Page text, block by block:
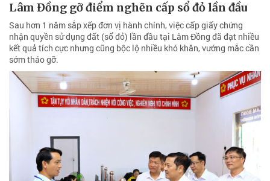
Lâm Đồng gỡ điểm nghẽn cấp sổ đỏ lần đầu
Sau hơn 1 năm sắp xếp đơn vị hành chính, việc cấp giấy chứng
nhận quyền sử dụng đất (sổ đỏ) lần đầu tại Lâm Đồng đã đạt nhiều
kết quả tích cực nhưng cũng bộc lộ nhiều khó khăn, vướng mắc cần
sớm tháo gỡ.